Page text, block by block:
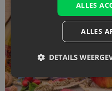
ALLES
ALLES
DETAILS